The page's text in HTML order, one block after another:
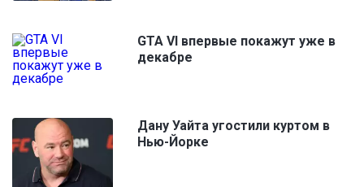
GTA VI впервые покажут уже в
декабре
Дану Уайта угостили куртом в
Нью-Йорке